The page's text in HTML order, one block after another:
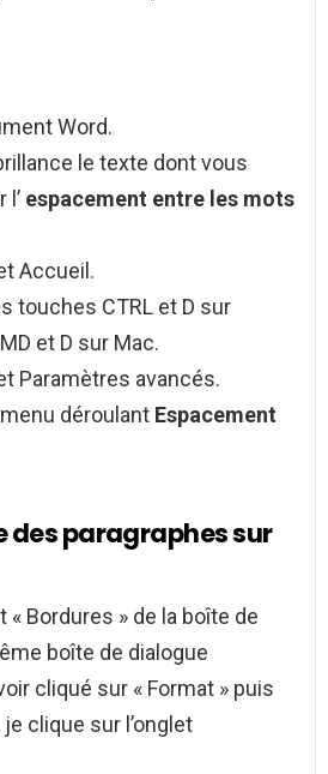
Word.
le texte dont vous
l’ espacement entre les mots
Accueil.
touches CTRL et D sur
et D sur Mac.
Paramètres avancés.
déroulant Espacement
des paragraphes sur
« Bordures » de la boîte de
boîte de dialogue
cliqué sur « Format » puis
je clique sur l’onglet